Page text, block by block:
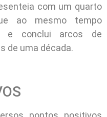
com um quarto
ao mesmo tempo
e conclui arcos de
de uma década.